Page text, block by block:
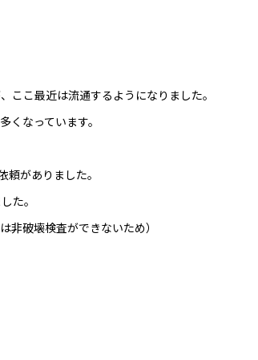
ここ最近は流通するようになりました。
なっています。
がありました。
た。
非破壊検査ができないため）